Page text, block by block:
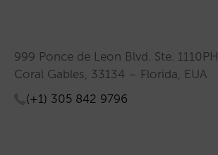
999 Ponce de Leon Blvd. Ste. 1110PH
Coral Gables, 33134 – Florida, EUA
(+1) 305 842 9796